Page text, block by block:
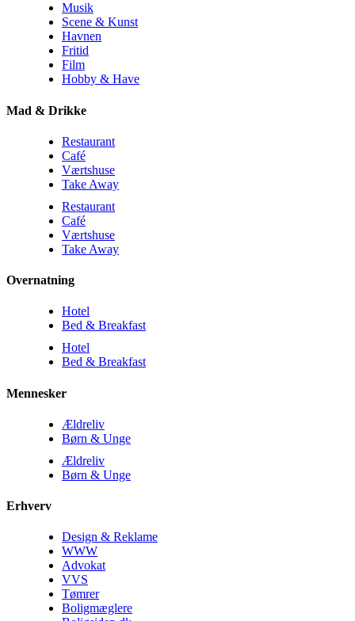
Musik
Scene & Kunst
Havnen
Fritid
Film
Hobby & Have
Mad & Drikke
Restaurant
Café
Værtshuse
Take Away
Restaurant
Café
Værtshuse
Take Away
Overnatning
Hotel
Bed & Breakfast
Hotel
Bed & Breakfast
Mennesker
Ældreliv
Børn & Unge
Ældreliv
Børn & Unge
Erhverv
Design & Reklame
WWW
Advokat
VVS
Tømrer
Boligmæglere